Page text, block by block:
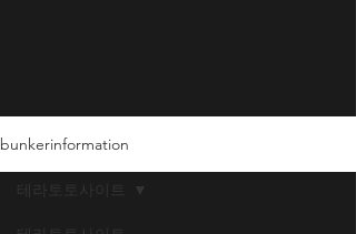
bunkerinformation
테라토토사이트